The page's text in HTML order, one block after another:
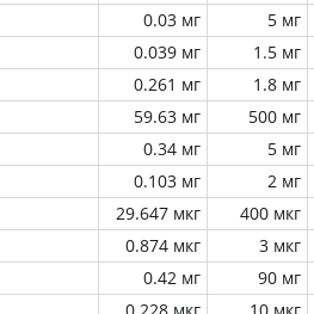
0.03 мг 5 мг
0.039 мг 1.5 мг
0.261 мг 1.8 мг
59.63 мг 500 мг
0.34 мг 5 мг
0.103 мг 2 мг
29.647 мкг 400 мкг
0.874 мкг 3 мкг
0.42 мг 90 мг